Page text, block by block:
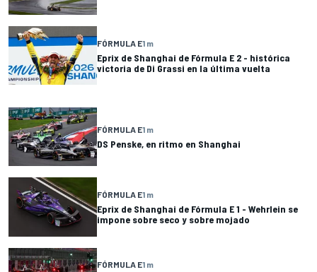
FÓRMULA E1 m
Eprix de Shanghai de Fórmula E 2 - histórica
victoria de Di Grassi en la última vuelta
FÓRMULA E1 m
DS Penske, en ritmo en Shanghai
FÓRMULA E1 m
Eprix de Shanghai de Fórmula E 1 - Wehrlein se
impone sobre seco y sobre mojado
FÓRMULA E1 m